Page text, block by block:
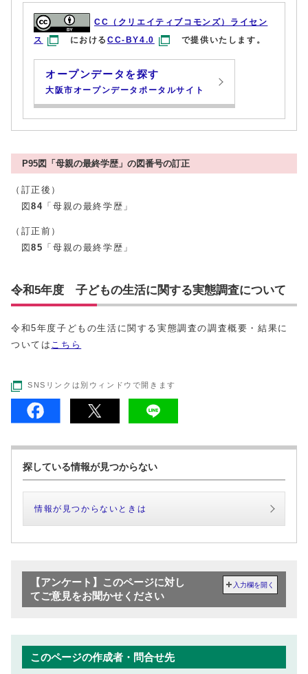
CC（クリエイティブコモンズ）ライセン
ス
におけるCC-BY4.0 で提供いたします。
オープンデータを探す
大阪市オープンデータポータルサイト
P95図「母親の最終学歴」の図番号の訂正
（訂正後）
図84 「母親の最終学歴」
（訂正前）
図85 「母親の最終学歴」
令和5年度 子どもの生活に関する実態調査について
令和5年度子どもの生活に関する実態調査の調査概要・結果に
ついては こちら
SNSリンクは別ウィンドウで開きます
探している情報が見つからない
情報が見つからないときは
【アンケート】このページに対し
てご意見をお聞かせください
入力欄を開く
このページの作成者・問合せ先